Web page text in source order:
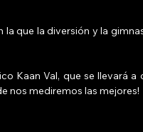
que la diversión y la
Kaan Val, que se llevará
nos mediremos las mejores!